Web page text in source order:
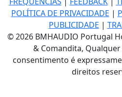
POLÍTICA DE PRIVACIDADE |
PUBLICIDADE |
© 2026 BMHAUDIO Portugal
& Comandita,
consentimento é
direitos